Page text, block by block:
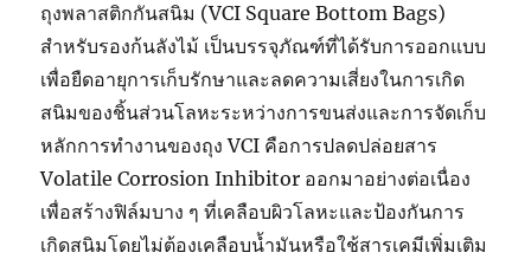
ถุงพลาสติกกันสนิม (VCI Square Bottom Bags)
สำหรับรองก้นลังไม้ เป็นบรรจุภัณฑ์ที่ได้รับการออกแบบ
เพื่อยืดอายุการเก็บรักษาและลดความเสี่ยงในการเกิด
สนิมของชิ้นส่วนโลหะระหว่างการขนส่งและการจัดเก็บ
หลักการทำงานของถุง VCI คือการปลดปล่อยสาร
Volatile Corrosion Inhibitor ออกมาอย่างต่อเนื่อง
เพื่อสร้างฟิล์มบาง ๆ ที่เคลือบผิวโลหะและป้องกันการ
เกิดสนิมโดยไม่ต้องเคลือบน้ำมันหรือใช้สารเคมีเพิ่มเติม